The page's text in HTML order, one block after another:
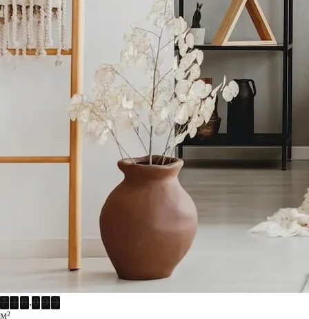
7 1 8,0 9 3
м²